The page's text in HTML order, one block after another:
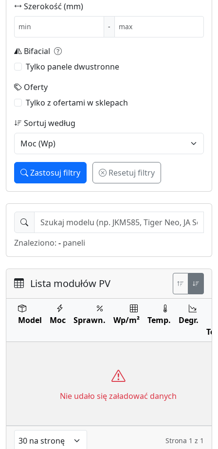
Szerokość (mm)
-
Bifacial
Tylko panele dwustronne
Oferty
Tylko z ofertami w sklepach
Sortuj według
Zastosuj filtry Resetuj filtry
Znaleziono: - paneli
Lista modułów PV
Model Moc Sprawn. Wp/m² Temp.
Degr.
Nie udało się załadować danych
Strona 1 z 1